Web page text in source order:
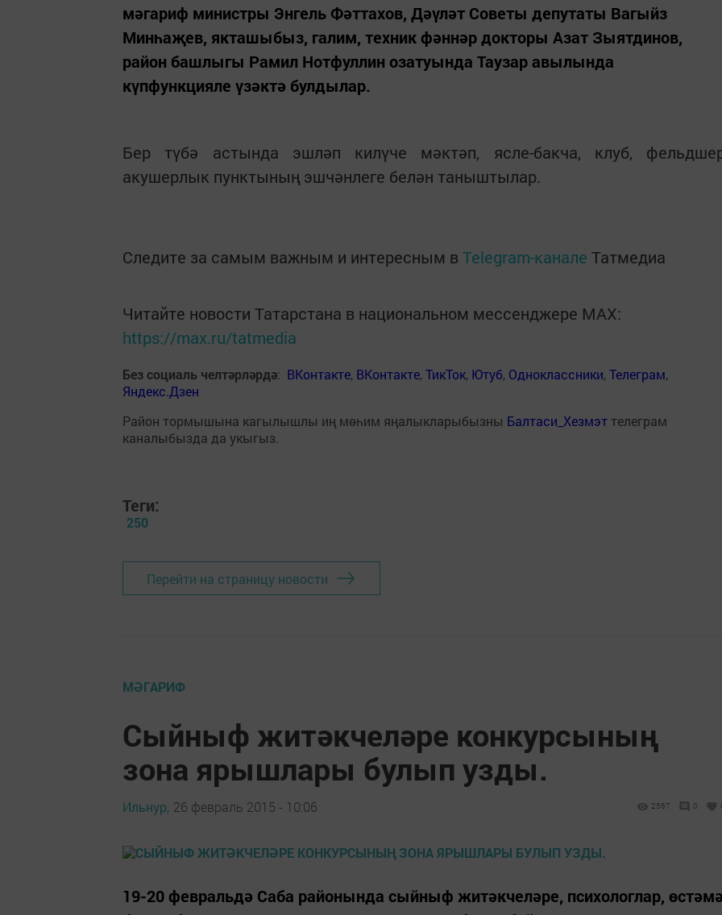
мәгариф министры Энгель Фәттахов, Дәүләт Советы депутаты Вагыйз
Минһаҗев, якташыбыз, галим, техник фәннәр докторы Азат Зыятдинов,
район башлыгы Рамил Нотфуллин озатуында Таузар авылында
күпфункцияле үзәктә булдылар.
Бер түбә астында эшләп килүче мәктәп, ясле-бакча, клуб,
акушерлык пунктының эшчәнлеге белән таныштылар.
Следите за самым важным и интересным в Telegram-канале Татмедиа
Читайте новости Татарстана в национальном мессенджере MАХ:
https://max.ru/tatmedia
Без социаль челтәрләрдә: ВКонтакте, ВКонтакте,ТикТок, Ютуб, Одноклассники,Телеграм,
Яндекс.Дзен
Район тормышына кагылышлы иң мөһим яңалыкларыбызны Балтаси_Хезмэт телеграм
каналыбызда да укыгыз.
Теги:
250
Перейти на страницу новости
МӘГАРИФ
Сыйныф житәкчеләре конкурсының
зона ярышлары булып узды.
Ильнур, 26 февраль 2015 - 10:06 2567 0
19-20 февральдә Саба районында сыйныф житәкчеләре, психологлар,